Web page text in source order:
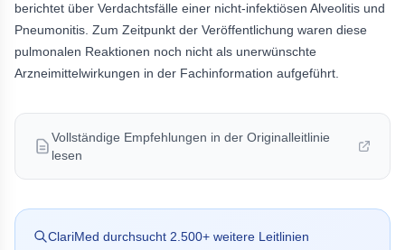
berichtet über Verdachtsfälle einer nicht-infektiösen Alveolitis und
Pneumonitis. Zum Zeitpunkt der Veröffentlichung waren diese
pulmonalen Reaktionen noch nicht als unerwünschte
Arzneimittelwirkungen in der Fachinformation aufgeführt.
Vollständige Empfehlungen in der Originalleitlinie
lesen
ClariMed durchsucht 2.500+ weitere Leitlinien